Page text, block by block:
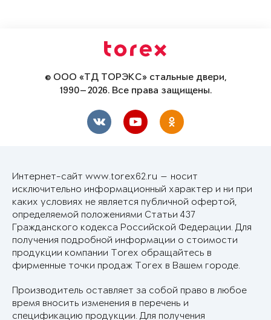
© ООО «ТД ТОРЭКС» стальные двери,
1990—2026. Все права защищены.
Интернет-сайт www.torex62.ru — носит
исключительно информационный характер и ни при
каких условиях не является публичной офертой,
определяемой положениями Статьи 437
Гражданского кодекса Российской Федерации. Для
получения подробной информации о стоимости
продукции компании Torex обращайтесь в
фирменные точки продаж Torex в Вашем городе.
Производитель оставляет за собой право в любое
время вносить изменения в перечень и
спецификацию продукции. Для получения